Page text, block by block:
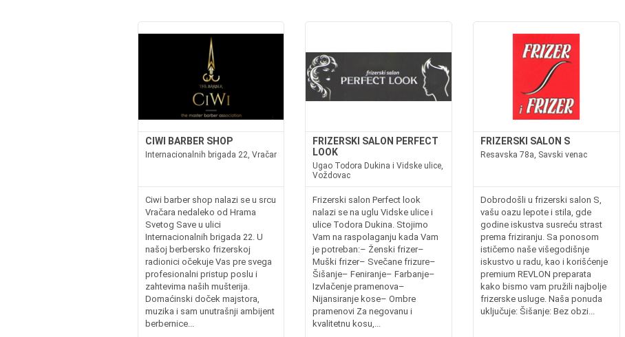
CIWI BARBER SHOP
Internacionalnih brigada 22, Vračar
Ciwi barber shop nalazi se u srcu
Vračara nedaleko od Hrama
Svetog Save u ulici
Internacionalnih brigada 22. U
našoj berbersko frizerskoj
radionici očekuje Vas pre svega
profesionalni pristup poslu i
zahtevima naših mušterija.
Domaćinski doček majstora,
muzika i sam unutrašnji ambijent
berbernice...
FRIZERSKI SALON PERFECT
LOOK
Ugao Todora Dukina i Vidske ulice,
Voždovac
Frizerski salon Perfect look
nalazi se na uglu Vidske ulice i
ulice Todora Dukina. Stojimo
Vam na raspolaganju kada Vam
je potreban:– Ženski frizer–
Muški frizer– Svečane frizure–
Šišanje– Feniranje– Farbanje–
Izvlačenje pramenova–
Nijansiranje kose– Ombre
pramenovi Za negovanu i
kvalitetnu kosu,...
FRIZERSKI SALON S
Resavska 78a, Savski venac
Dobrodošli u frizerski salon S,
vašu oazu lepote i stila, gde
godine iskustva susreću strast
prema friziranju. Sa ponosom
ističemo naše višegodišnje
iskustvo u radu, kao i korišćenje
premium REVLON preparata
kako bismo vam pružili najbolje
frizerske usluge. Naša ponuda
uključuje: Šišanje: Bez obzi...